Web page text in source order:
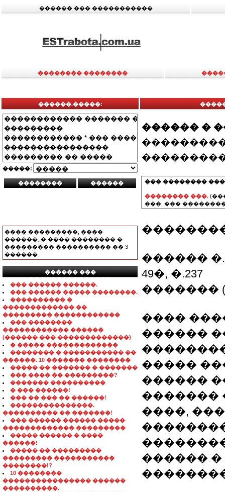
������ ��� �����������
�������� ��������
������.�����:
�����:
���� ���������, ����
������, � ���� �������� �
��������� ���������� �� 3
������.
������ ���
���������������
��� ������ ������.
��� ������ ����� ��������.
���������� �
������������� ��
��������� ������������
��� ��������
������������ ������
(������ ��� �������������)
� ����� �������������
�������� � ����������� ��
������. 10 ������� ��������
����� �� ������� � �������
��� ���� �� ���������?
������� ����������
� ��� ������!
��� �� ��� �� ������!
���������������.
���������� �� �������!
��� ������ ������ �����
������������� ���������
����� ������ � ����
������!
����� �� ���������
��������� �����������
��������!?
10 ��������
���������������� ������
����������.
������ �
��� ��������
�������� ���.
���, ���
������
49�, �.237
�������
����
������
�����
������
�������
����,
������